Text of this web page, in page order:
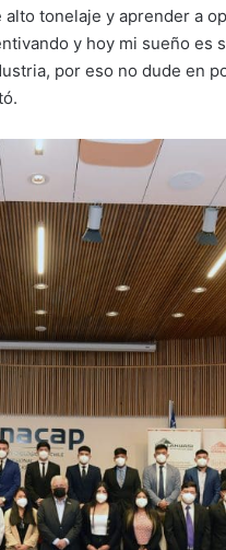
tonelaje y aprender a
y hoy mi sueño es
por eso no dude en